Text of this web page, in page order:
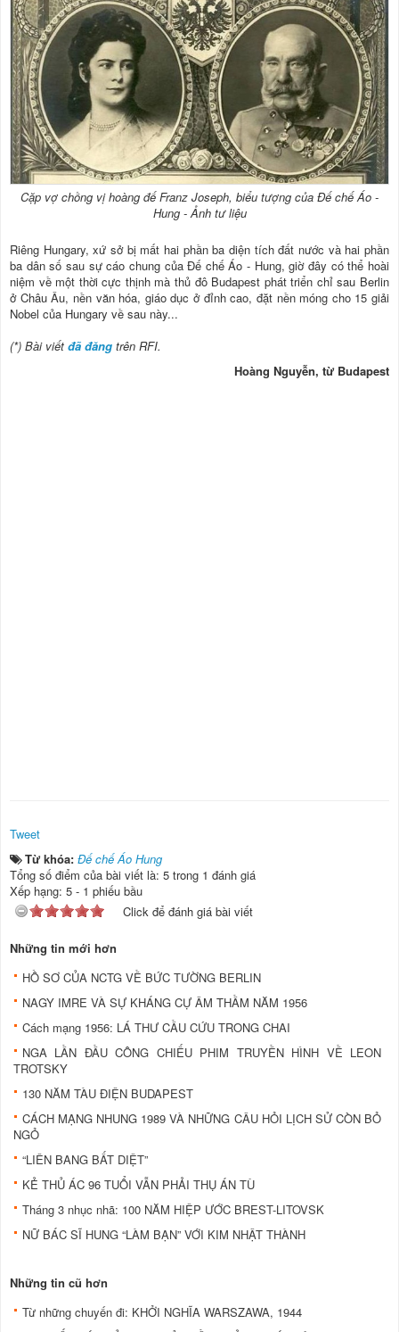
Cặp vợ chồng vị hoàng đế Franz Joseph, biểu tượng của Đế chế Áo -
Hung - Ảnh tư liệu
Riêng Hungary, xứ sở bị mất hai phần ba diện tích đất nước và hai phần
ba dân số sau sự cáo chung của Đế chế Áo - Hung, giờ đây có thể hoài
niệm về một thời cực thịnh mà thủ đô Budapest phát triển chỉ sau Berlin
ở Châu Âu, nền văn hóa, giáo dục ở đỉnh cao, đặt nền móng cho 15 giải
Nobel của Hungary về sau này...
(*) Bài viết đã đăng trên RFI.
Hoàng Nguyễn, từ Budapest
Tweet
Từ khóa: Đế chế Áo Hung
Tổng số điểm của bài viết là: 5 trong 1 đánh giá
Xếp hạng: 5 - 1 phiếu bầu
Click để đánh giá bài viết
Những tin mới hơn
HỒ SƠ CỦA NCTG VỀ BỨC TƯỜNG BERLIN
NAGY IMRE VÀ SỰ KHÁNG CỰ ÂM THẦM NĂM 1956
Cách mạng 1956: LÁ THƯ CẦU CỨU TRONG CHAI
NGA LẦN ĐẦU CÔNG CHIẾU PHIM TRUYỀN HÌNH VỀ LEON
TROTSKY
130 NĂM TÀU ĐIỆN BUDAPEST
CÁCH MẠNG NHUNG 1989 VÀ NHỮNG CÂU HỎI LỊCH SỬ CÒN BỎ
NGỎ
“LIÊN BANG BẤT DIỆT”
KẺ THỦ ÁC 96 TUỔI VẪN PHẢI THỤ ÁN TÙ
Tháng 3 nhục nhã: 100 NĂM HIỆP ƯỚC BREST-LITOVSK
NỮ BÁC SĨ HUNG “LÀM BẠN” VỚI KIM NHẬT THÀNH
Những tin cũ hơn
Từ những chuyến đi: KHỞI NGHĨA WARSZAWA, 1944